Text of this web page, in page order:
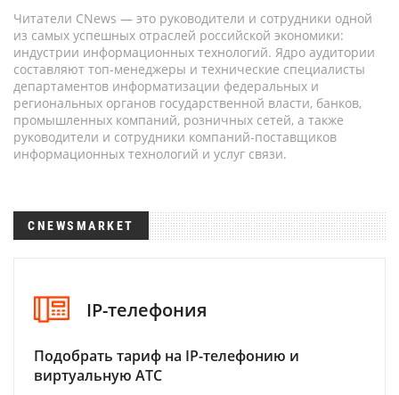
Читатели CNews — это руководители и сотрудники одной
из самых успешных отраслей российской экономики:
индустрии информационных технологий. Ядро аудитории
составляют топ-менеджеры и технические специалисты
департаментов информатизации федеральных и
региональных органов государственной власти, банков,
промышленных компаний, розничных сетей, а также
руководители и сотрудники компаний-поставщиков
информационных технологий и услуг связи.
CNEWSMARKET
IP-телефония
Подобрать тариф на IP-телефонию и
виртуальную АТС